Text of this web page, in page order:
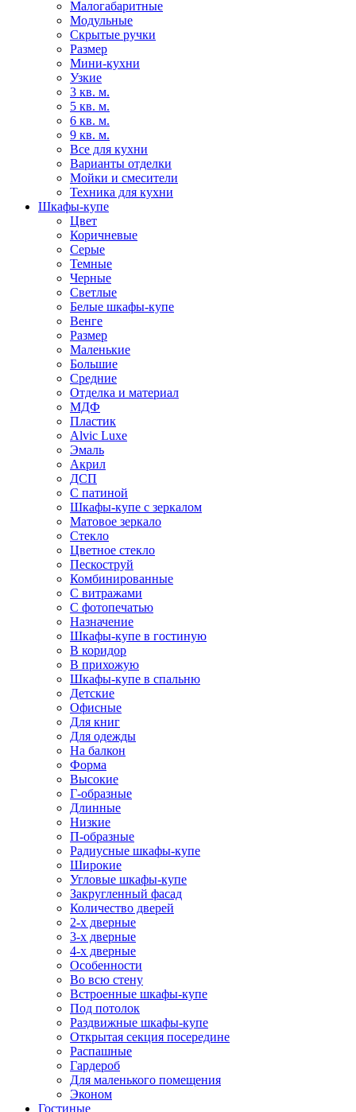
Малогабаритные
Модульные
Скрытые ручки
Размер
Мини-кухни
Узкие
3 кв. м.
5 кв. м.
6 кв. м.
9 кв. м.
Все для кухни
Варианты отделки
Мойки и смесители
Техника для кухни
Шкафы-купе
Цвет
Коричневые
Серые
Темные
Черные
Светлые
Белые шкафы-купе
Венге
Размер
Маленькие
Большие
Средние
Отделка и материал
МДФ
Пластик
Alvic Luxe
Эмаль
Акрил
ДСП
С патиной
Шкафы-купе с зеркалом
Матовое зеркало
Стекло
Цветное стекло
Пескоструй
Комбинированные
С витражами
С фотопечатью
Назначение
Шкафы-купе в гостиную
В коридор
В прихожую
Шкафы-купе в спальню
Детские
Офисные
Для книг
Для одежды
На балкон
Форма
Высокие
Г-образные
Длинные
Низкие
П-образные
Радиусные шкафы-купе
Широкие
Угловые шкафы-купе
Закругленный фасад
Количество дверей
2-х дверные
3-х дверные
4-х дверные
Особенности
Во всю стену
Встроенные шкафы-купе
Под потолок
Раздвижные шкафы-купе
Открытая секция посередине
Распашные
Гардероб
Для маленького помещения
Эконом
Гостиные